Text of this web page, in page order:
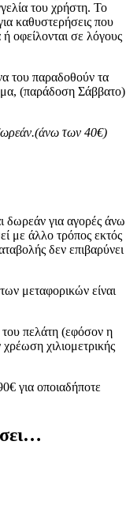
του χρήστη. Το
καθυστερήσεις που
οφείλονται σε λόγους
του παραδοθούν τα
(παράδοση Σάββατο)
των 40€)
δωρεάν για αγορές άνω
με άλλο τρόπος εκτός
δεν επιβαρύνει
μεταφορικών είναι
του πελάτη (εφόσον η
χρέωση χιλιομετρικής
για οποιαδήποτε